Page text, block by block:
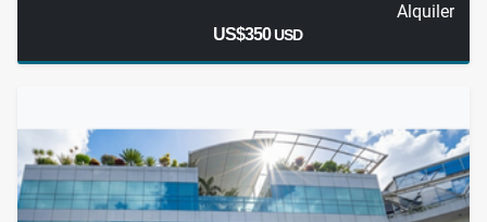
Alquiler
US$350USD